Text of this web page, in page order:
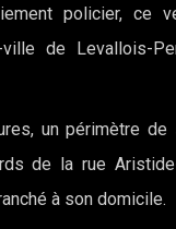
policier, ce
de Levallois-
un périmètre
de la rue
à son domicile.